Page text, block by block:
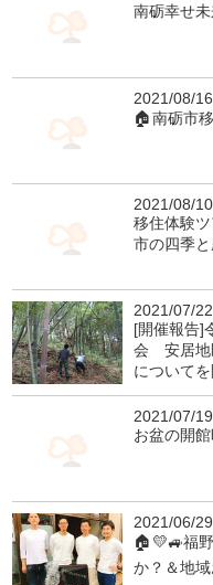
南砺幸せ
2021/08/16
🏠南砺市
2021/08/10
移住体験
市の四季
2021/07/22
[開催報告]
会 安居地
についてを
2021/07/19
お盆の開
2021/06/29
🏠💛🚙福
か？＆地